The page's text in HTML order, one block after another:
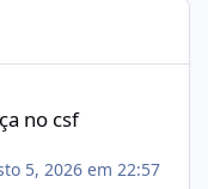
no csf
5, 2026 em 22:57